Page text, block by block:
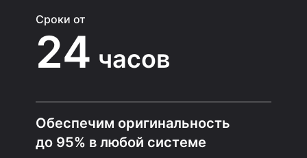
Сроки от
24 часов
Обеспечим оригинальность
до 95% в любой системе